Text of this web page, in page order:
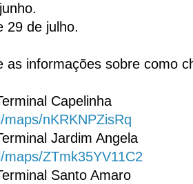
29 de julho.
as informações sobre como
Capelinha
nKRKNPZisRq
Jardim Angela
maps/ZTmk35YV11C2
Santo Amaro